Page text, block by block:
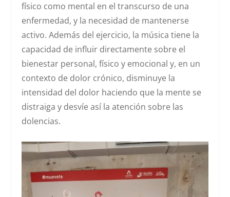
físico como mental en el transcurso de una
enfermedad, y la necesidad de mantenerse
activo. Además del ejercicio, la música tiene la
capacidad de influir directamente sobre el
bienestar personal, físico y emocional y, en un
contexto de dolor crónico, disminuye la
intensidad del dolor haciendo que la mente se
distraiga y desvíe así la atención sobre las
dolencias.